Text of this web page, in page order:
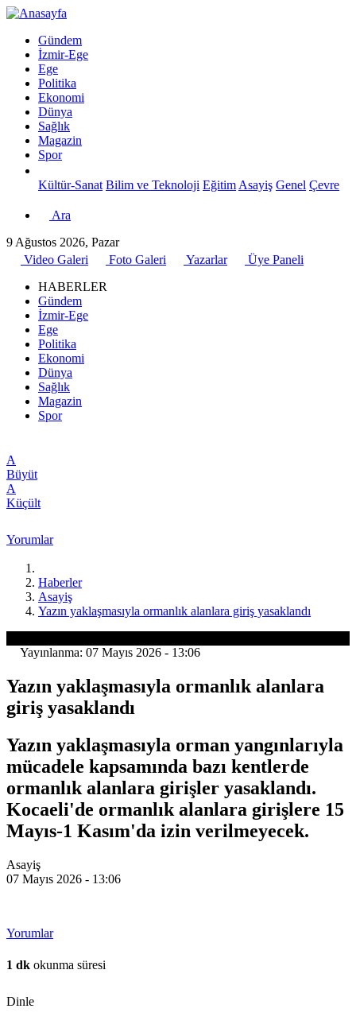
Gündem
İzmir-Ege
Ege
Politika
Ekonomi
Dünya
Sağlık
Magazin
Spor
Kültür-Sanat Bilim ve Teknoloji Eğitim Asayiş Genel Çevre
Ara
9 Ağustos 2026, Pazar
Video Galeri
Foto Galeri Yazarlar
Üye Paneli
HABERLER
Gündem
İzmir-Ege
Ege
Politika
Ekonomi
Dünya
Sağlık
Magazin
Spor
A
Büyüt
A
Küçült
Yorumlar
Haberler
Asayiş
Yazın yaklaşmasıyla ormanlık alanlara giriş yasaklandı
Yayınlanma: 07 Mayıs 2026 - 13:06
Yazın yaklaşmasıyla ormanlık alanlara
giriş yasaklandı
Yazın yaklaşmasıyla orman yangınlarıyla
mücadele kapsamında bazı kentlerde
ormanlık alanlara girişler yasaklandı.
Kocaeli'de ormanlık alanlara girişlere 15
Mayıs-1 Kasım'da izin verilmeyecek.
Asayiş
07 Mayıs 2026 - 13:06
Yorumlar
1 dk okunma süresi
Dinle